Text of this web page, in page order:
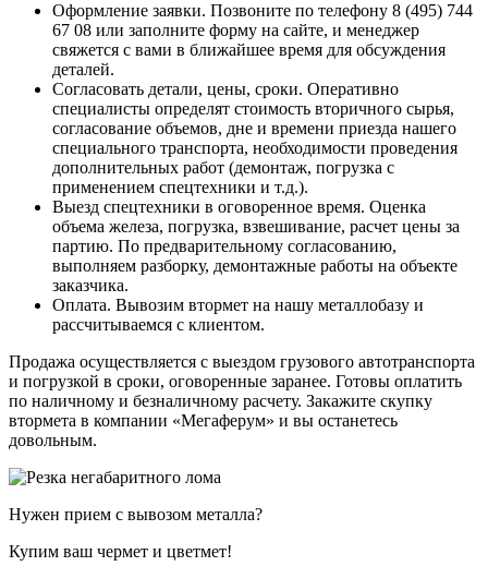
Оформление заявки. Позвоните по телефону 8 (495) 744
67 08 или заполните форму на сайте, и менеджер
свяжется с вами в ближайшее время для обсуждения
деталей.
Согласовать детали, цены, сроки. Оперативно
специалисты определят стоимость вторичного сырья,
согласование объемов, дне и времени приезда нашего
специального транспорта, необходимости проведения
дополнительных работ (демонтаж, погрузка с
применением спецтехники и т.д.).
Выезд спецтехники в оговоренное время. Оценка
объема железа, погрузка, взвешивание, расчет цены за
партию. По предварительному согласованию,
выполняем разборку, демонтажные работы на объекте
заказчика.
Оплата. Вывозим втормет на нашу металлобазу и
рассчитываемся с клиентом.
Продажа осуществляется с выездом грузового автотранспорта
и погрузкой в сроки, оговоренные заранее. Готовы оплатить
по наличному и безналичному расчету. Закажите скупку
втормета в компании «Мегаферум» и вы останетесь
довольным.
Нужен прием с вывозом металла?
Купим ваш чермет и цветмет!